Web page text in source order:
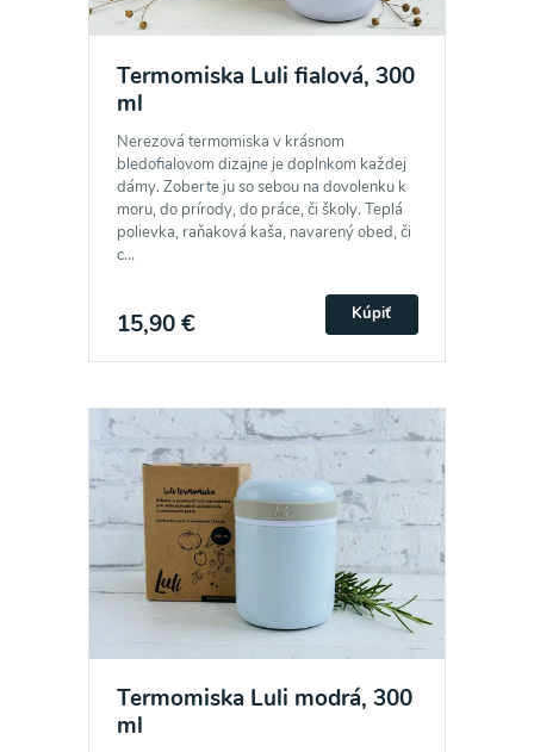
Termomiska Luli fialová, 300
ml
Nerezová termomiska v krásnom
bledofialovom dizajne je doplnkom každej
dámy. Zoberte ju so sebou na dovolenku k
moru, do prírody, do práce, či školy. Teplá
polievka, raňaková kaša, navarený obed, či
c...
15,90 € Kúpiť
Termomiska Luli modrá, 300
ml